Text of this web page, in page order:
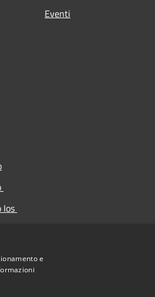
Eventi
Ios
e